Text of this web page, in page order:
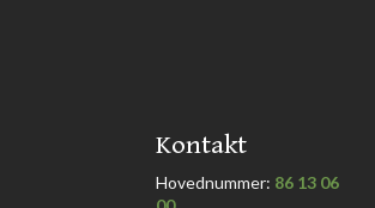
​Kontakt
Hovednummer: 86 13 06